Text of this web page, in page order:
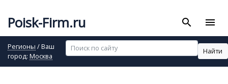
Poisk-Firm.ru search menu
Регионы / Ваш
город: Москва
Найти